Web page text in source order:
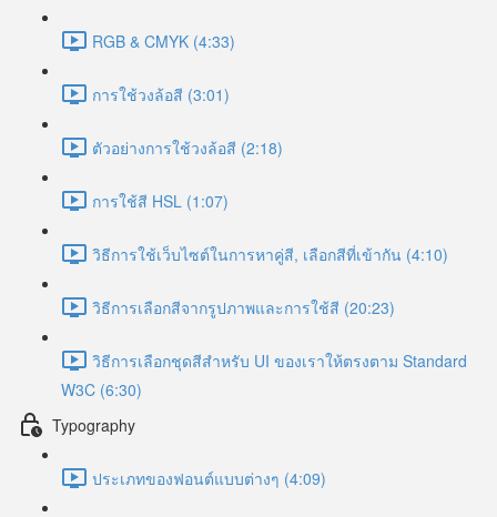
RGB & CMYK (4:33)
การใช้วงล้อสี (3:01)
ตัวอย่างการใช้วงล้อสี (2:18)
การใช้สี HSL (1:07)
วิธีการใช้เว็บไซต์ในการหาคู่สี, เลือกสีที่เข้ากัน (4:10)
วิธีการเลือกสีจากรูปภาพและการใช้สี (20:23)
วิธีการเลือกชุดสีสำหรับ UI ของเราให้ตรงตาม Standard
W3C (6:30)
Typography
ประเภทของฟอนต์แบบต่างๆ (4:09)